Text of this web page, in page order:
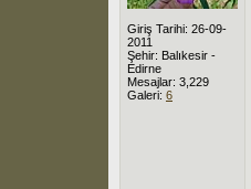
Giriş Tarihi: 26-09-
2011
Şehir: Balıkesir -
Edirne
Mesajlar: 3,229
Galeri: 6